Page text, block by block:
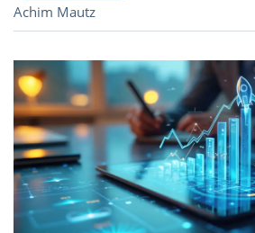
Achim Mautz